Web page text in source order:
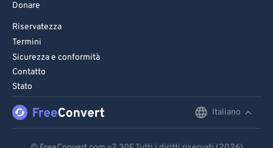
Donare
Riservatezza
Termini
Sicurezza e conformità
Contatto
Stato
Italiano